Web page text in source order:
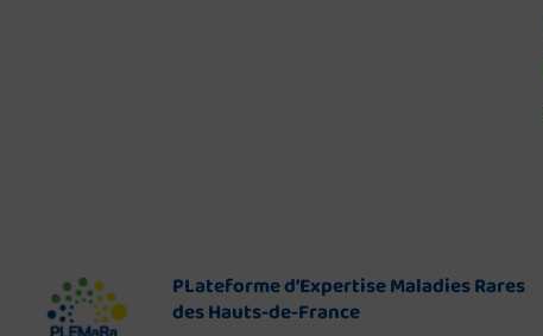
PLateforme d’Expertise Maladies Rares
des Hauts-de-France